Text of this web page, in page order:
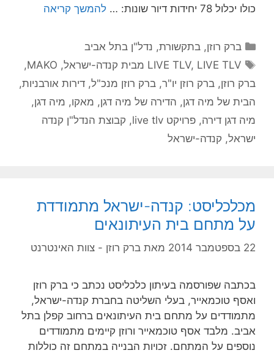
כולו יכלול 78 יחידות דיור שונות: …
להמשך קריאה
קטגוריות
ברק רוזן,בתקשורת, נדל"ן בתל אביב
תגיות
LIVE TLV, LIVE TLV מבית קנדה-ישראל ,
MAKO
,
ברק רוזן, ברק רוזן יו"ר, ברק רוזן מנכ"ל, דירות אורבניות,
הבית של מיה דגן, הדירה של מיה דגן, מאקו, מיה דגן,
מיה דגן דירה, פרויקט live tlv , קבוצת הנדל"ן קנדה
ישראל, קנדה-ישראל
מכלכליסט: קנדה-ישראל מתמודדת
על מתחם בית העיתונאים
22 בספטמבר 2014 מאת ברק רוזן - צוות האינטרנט
בכתבה שפורסמה בעיתון כלכליסט נכתב כי ברק רוזן
ואסף טוכמאייר, בעלי השליטה בחברת קנדה-ישראל,
מתמודדים על מתחם בית העיתונאים ברחוב קפלן בתל
אביב. מלבד אסף טוכמאייר ורוזן קיימים מתמודדים
נוספים על המתחם. זכויות הבנייה במתחם זה כוללות